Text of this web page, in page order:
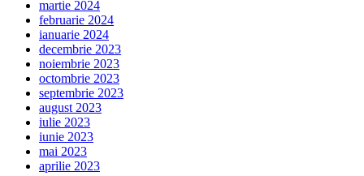
martie 2024
februarie 2024
ianuarie 2024
decembrie 2023
noiembrie 2023
octombrie 2023
septembrie 2023
august 2023
iulie 2023
iunie 2023
mai 2023
aprilie 2023